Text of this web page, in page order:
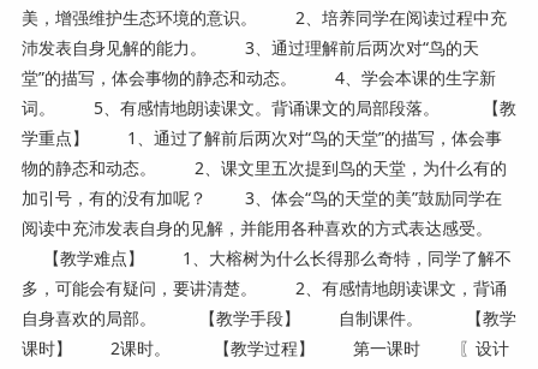
美，增强维护生态环境的意识。 2、培养同学在阅读过程中充
沛发表自身见解的能力。 3、通过理解前后两次对“鸟的天
堂”的描写，体会事物的静态和动态。 4、学会本课的生字新
词。 5、有感情地朗读课文。背诵课文的局部段落。 【教
学重点】 1、通过了解前后两次对“鸟的天堂”的描写，体会事
物的静态和动态。 2、课文里五次提到鸟的天堂，为什么有的
加引号，有的没有加呢？ 3、体会“鸟的天堂的美”鼓励同学在
阅读中充沛发表自身的见解，并能用各种喜欢的方式表达感受。
【教学难点】 1、大榕树为什么长得那么奇特，同学了解不
多，可能会有疑问，要讲清楚。 2、有感情地朗读课文，背诵
自身喜欢的局部。 【教学手段】 自制课件。 【教学
课时】 2课时。 【教学过程】 第一课时 〖设计